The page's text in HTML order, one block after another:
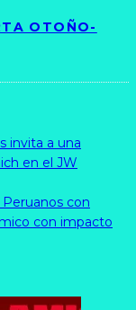
OTOÑO-
invita a una
en el JW
con
con impacto